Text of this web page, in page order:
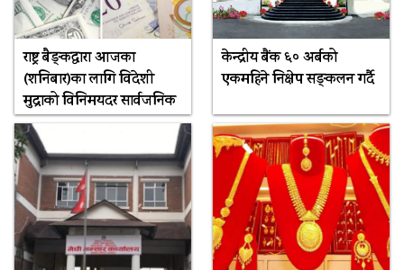
राष्ट्र बैङ्कद्वारा आजका
(शनिबार)का लागि विदेशी
मुद्राको विनिमयदर सार्वजनिक
केन्द्रीय बैंक ६० अर्बको
एकमहिने निक्षेप सङ्कलन गर्दै